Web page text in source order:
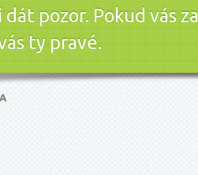
dát pozor. Pokud vás
ty pravé.